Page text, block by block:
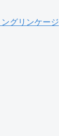
グリンケージ